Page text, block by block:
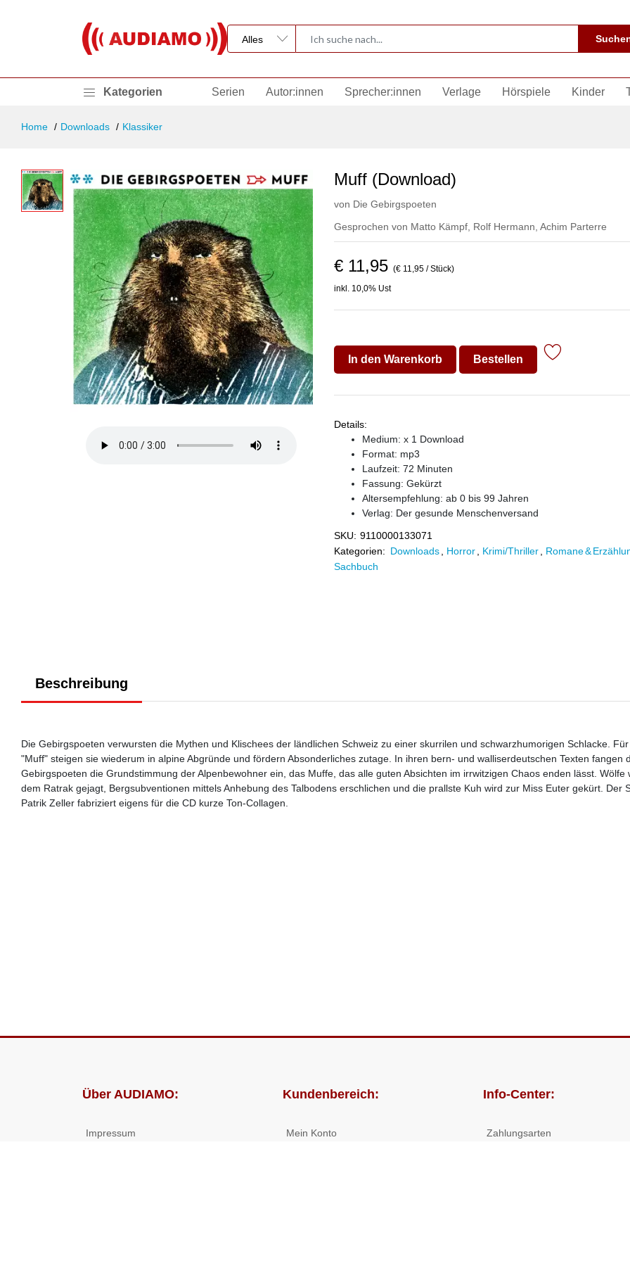
Kategorien Serien Autor:innen Sprecher:innen Verlage Hörspiele Kinder
Home Downloads Klassiker
Muff (Download)
von Die Gebirgspoeten
Gesprochen von Matto Kämpf, Rolf Hermann Achim Parterre
€ 11,95 (€ 11,95 / Stück)
inkl. 10,0% Ust
In den Warenkorb Bestellen
Details:
Medium: x 1 Download
Format: mp3
Laufzeit: 72 Minuten
Fassung: Gekürzt
Altersempfehlung: ab 0 bis 99 Jahren
Verlag: Der gesunde Menschenversand
SKU: 9110000133071
Kategorien: Downloads Horror Krimi/Thriller Romane &
Sachbuch
Beschreibung
Die Gebirgspoeten verwursten die Mythen und Klischees der ländlichen Schweiz zu einer skurrilen und schwarzhumorigen Schlacke.
"Muff" steigen sie wiederum in alpine Abgründe und fördern Absonderliches zutage. In ihren bern- und walliserdeutschen Texten fangen
Gebirgspoeten die Grundstimmung der Alpenbewohner ein, das Muffe, das alle guten Absichten im irrwitzigen Chaos enden lässt. Wölfe
dem Ratrak gejagt, Bergsubventionen mittels Anhebung des Talbodens erschlichen und die prallste Kuh wird zur Miss Euter gekürt. Der
Patrik Zeller fabriziert eigens für die CD kurze Ton-Collagen.
Über AUDIAMO:
Impressum
Kundenbereich:
Mein Konto
Info-Center:
Zahlungsarten